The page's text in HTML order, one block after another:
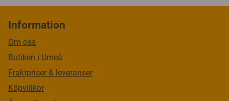
Information
Om oss
Butiken i Umeå
Fraktpriser & leveranser
Köpvillkor